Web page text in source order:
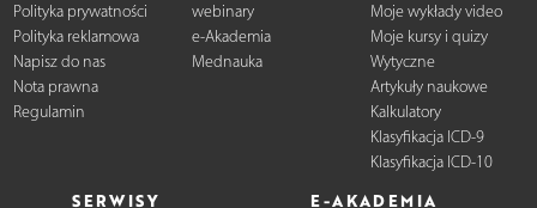
Polityka prywatności
Polityka reklamowa
Napisz do nas
Nota prawna
Regulamin
webinary
e-Akademia
Mednauka
Moje wykłady video
Moje kursy i quizy
Wytyczne
Artykuły naukowe
Kalkulatory
Klasyfikacja ICD-9
Klasyfikacja ICD-10
SERWISY E-AKADEMIA